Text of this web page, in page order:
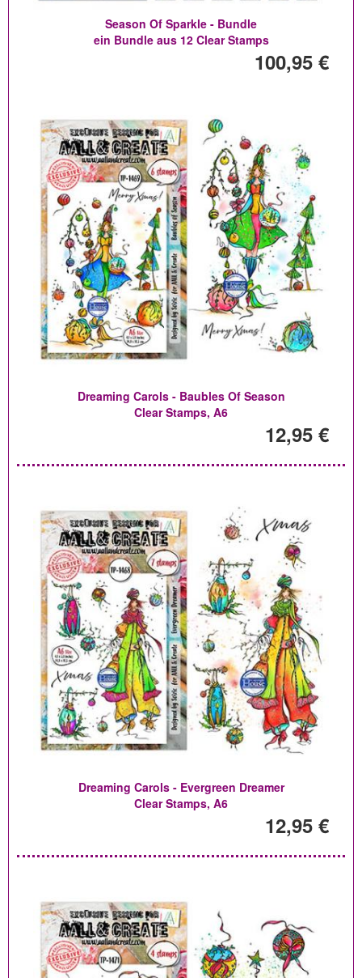
Season Of Sparkle - Bundle
ein Bundle aus 12 Clear Stamps
100,95 €
Dreaming Carols - Baubles Of Season
Clear Stamps, A6
12,95 €
Dreaming Carols - Evergreen Dreamer
Clear Stamps, A6
12,95 €